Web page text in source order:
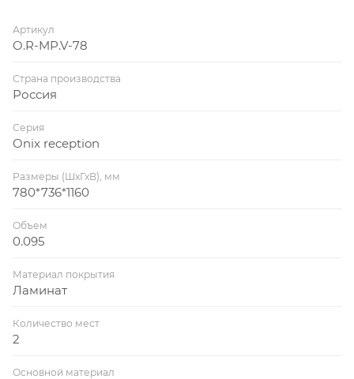
Артикул
O.R-MP.V-78
Страна производства
Россия
Серия
Onix reception
Размеры (ШхГхВ), мм
780*736*1160
Объем
0.095
Материал покрытия
Ламинат
Количество мест
2
Основной материал